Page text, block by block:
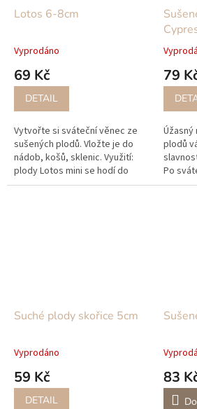
Lotos 6-8cm
Vyprodáno
69 Kč
DETAIL
Vytvořte si sváteční věnec ze
sušených plodů. Vložte je do
nádob, košů, sklenic. Využití:
plody Lotos mini se hodí do
různých přírodních
79
plodů
Po
Suché plody skořice 5cm
Vyprodáno
59 Kč
DETAIL
83